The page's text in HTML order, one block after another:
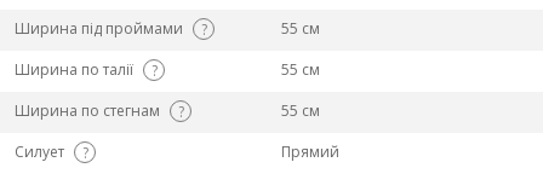
Ширина під проймами
?
55 см
Ширина по талії
?
55 см
Ширина по стегнам
?
55 см
Силует
? Прямий